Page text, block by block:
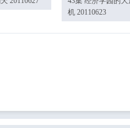
机 20110623